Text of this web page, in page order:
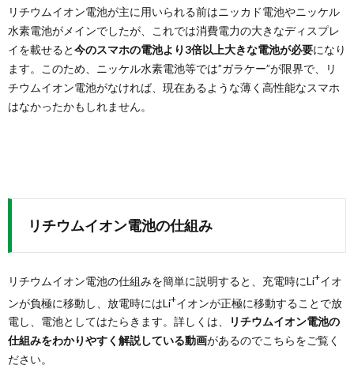
リチウムイオン電池が主に用いられる前はニッカド電池やニッケル
水素電池がメインでしたが、これでは消費電力の大きなディスプレ
イを載せると今のスマホの電池より3倍以上大きな電池が必要になり
ます。このため、ニッケル水素電池等では”ガラケー”が限界で、リ
チウムイオン電池がなければ、現在あるような薄く高性能なスマホ
はなかったかもしれません。
リチウムイオン電池の仕組み
リチウムイオン電池の仕組みを簡単に説明すると、充電時にLi+イオ
ンが負極に移動し、放電時にはLi+イオンが正極に移動することで放
電し、電池としてはたらきます。詳しくは、
リチウムイオン電池の
仕組みをわかりやすく解説している動画があるのでこちらをご覧く
ださい。